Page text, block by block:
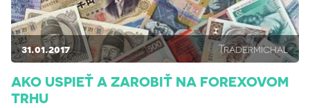
31.01.2017 Tradermichal
AKO USPIEŤ A ZAROBIŤ NA FOREXOVOM
TRHU